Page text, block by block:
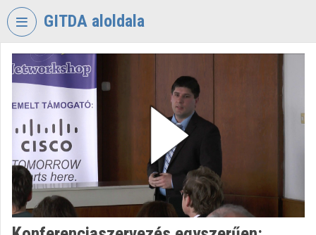
Skip header
GITDA aloldala
VIDEOTORIUM
GOVERNMENTAL
INFORMATION-
TECHNOLOGY
DEVELOPMENT
AGENCY
Organization home